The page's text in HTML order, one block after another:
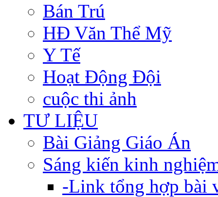
Bán Trú
HĐ Văn Thể Mỹ
Y Tế
Hoạt Động Đội
cuộc thi ảnh
TƯ LIỆU
Bài Giảng Giáo Án
Sáng kiến kinh
-Link tổng hợp bài